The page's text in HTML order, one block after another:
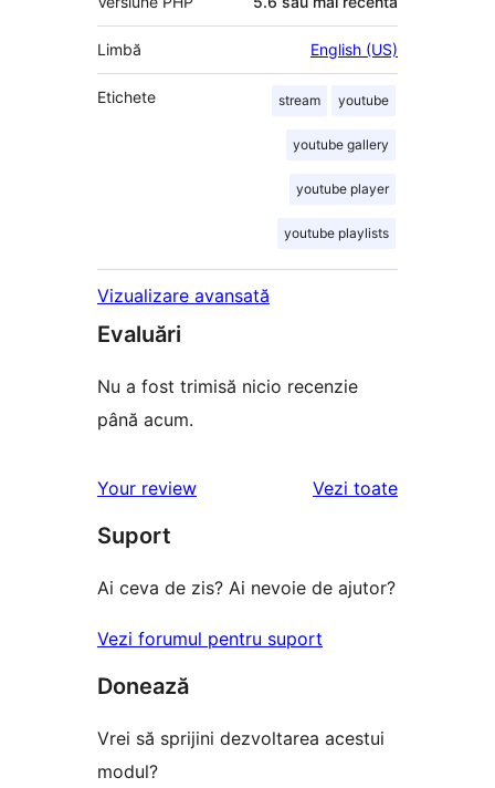
Limbă English (US)
Etichete stream youtube
youtube gallery
youtube player
youtube playlists
Vizualizare avansată
Evaluări
Nu a fost trimisă nicio recenzie
până acum.
Your review Vezi toaterecenziile
Suport
Ai ceva de zis? Ai nevoie de ajutor?
Vezi forumul pentru suport
Donează
Vrei să sprijini dezvoltarea acestui
modul?